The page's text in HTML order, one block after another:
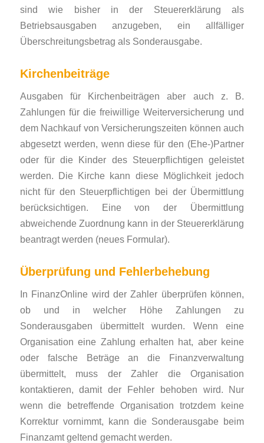
sind wie bisher in der Steuererklärung als
Betriebsausgaben anzugeben, ein allfälliger
Überschreitungsbetrag als Sonderausgabe.
Kirchenbeiträge
Ausgaben für Kirchenbeiträgen aber auch z. B.
Zahlungen für die freiwillige Weiterversicherung und
dem Nachkauf von Versicherungszeiten können auch
abgesetzt werden, wenn diese für den (Ehe-)Partner
oder für die Kinder des Steuerpflichtigen geleistet
werden. Die Kirche kann diese Möglichkeit jedoch
nicht für den Steuerpflichtigen bei der Übermittlung
berücksichtigen. Eine von der Übermittlung
abweichende Zuordnung kann in der Steuererklärung
beantragt werden (neues Formular).
Überprüfung und Fehlerbehebung
In FinanzOnline wird der Zahler überprüfen können,
ob und in welcher Höhe Zahlungen zu
Sonderausgaben übermittelt wurden. Wenn eine
Organisation eine Zahlung erhalten hat, aber keine
oder falsche Beträge an die Finanzverwaltung
übermittelt, muss der Zahler die Organisation
kontaktieren, damit der Fehler behoben wird. Nur
wenn die betreffende Organisation trotzdem keine
Korrektur vornimmt, kann die Sonderausgabe beim
Finanzamt geltend gemacht werden.